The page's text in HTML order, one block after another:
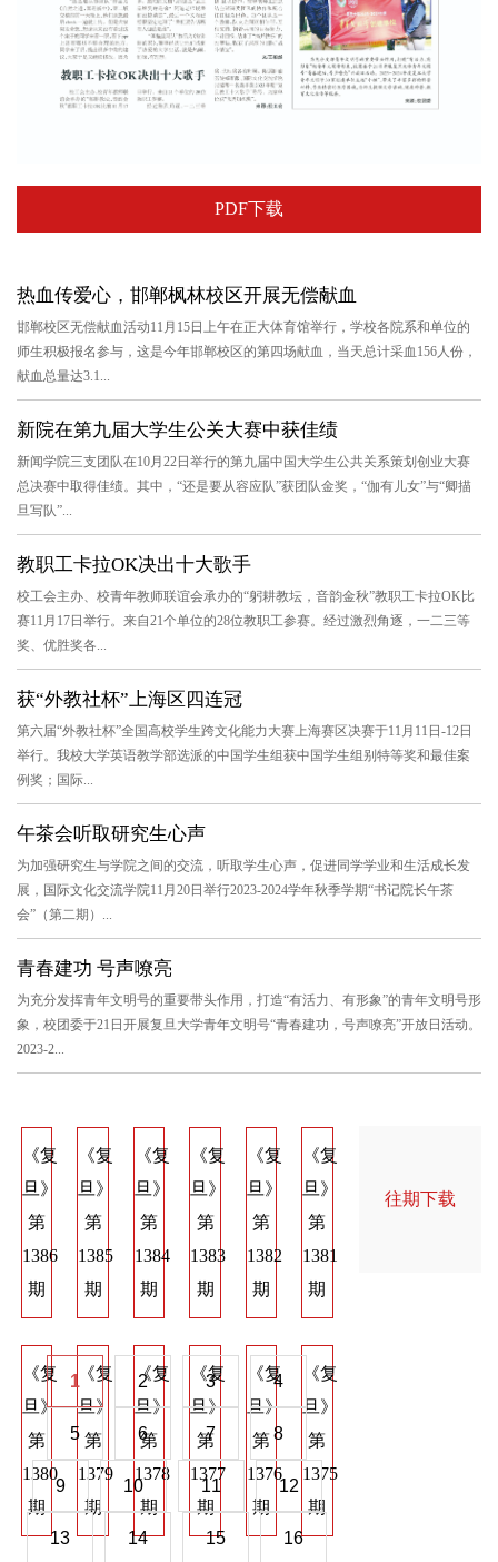
PDF下载
热血传爱心，邯郸枫林校区开展无偿献血
邯郸校区无偿献血活动11月15日上午在正大体育馆举行，学校各院系和单位的
师生积极报名参与，这是今年邯郸校区的第四场献血，当天总计采血156人份，
献血总量达3.1...
新院在第九届大学生公关大赛中获佳绩
新闻学院三支团队在10月22日举行的第九届中国大学生公共关系策划创业大赛
总决赛中取得佳绩。其中，“还是要从容应队”获团队金奖，“伽有儿女”与“卿描
旦写队”...
教职工卡拉OK决出十大歌手
校工会主办、校青年教师联谊会承办的“躬耕教坛，音韵金秋”教职工卡拉OK比
赛11月17日举行。来自21个单位的28位教职工参赛。经过激烈角逐，一二三等
奖、优胜奖各...
获“外教社杯”上海区四连冠
第六届“外教社杯”全国高校学生跨文化能力大赛上海赛区决赛于11月11日-12日
举行。我校大学英语教学部选派的中国学生组获中国学生组别特等奖和最佳案
例奖；国际...
午茶会听取研究生心声
为加强研究生与学院之间的交流，听取学生心声，促进同学学业和生活成长发
展，国际文化交流学院11月20日举行2023-2024学年秋季学期“书记院长午茶
会”（第二期）...
青春建功 号声嘹亮
为充分发挥青年文明号的重要带头作用，打造“有活力、有形象”的青年文明号形
象，校团委于21日开展复旦大学青年文明号“青春建功，号声嘹亮”开放日活动。
2023-2...
《复
旦》
第
1386
期
《复
旦》
第
1385
期
《复
旦》
第
1384
期
《复
旦》
第
1383
期
《复
旦》
第
1382
期
《复
旦》
第
1381
期
《复
旦》
第
1380
期
《复
旦》
第
1379
期
《复
旦》
第
1378
期
《复
旦》
第
1377
期
《复
旦》
第
1376
期
《复
旦》
第
1375
期
旦》
1 2 3 4
5 6 7 8
9 10 11 12
13 14 15 16
往期下载